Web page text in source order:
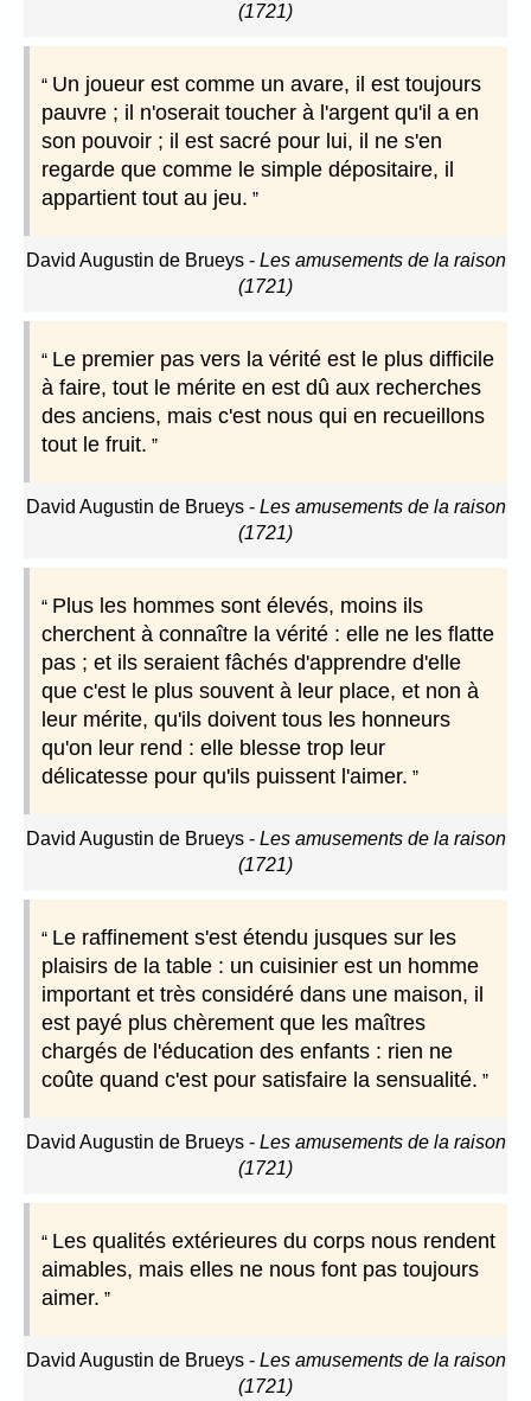
(1721)
Un joueur est comme un avare, il est toujours
pauvre ; il n'oserait toucher à l'argent qu'il a en
son pouvoir ; il est sacré pour lui, il ne s'en
regarde que comme le simple dépositaire, il
appartient tout au jeu.
David Augustin de Brueys- Les amusements de la raison
(1721)
Le premier pas vers la vérité est le plus difficile
à faire, tout le mérite en est dû aux recherches
des anciens, mais c'est nous qui en recueillons
tout le fruit.
David Augustin de Brueys- Les amusements de la raison
(1721)
Plus les hommes sont élevés, moins ils
cherchent à connaître la vérité : elle ne les flatte
pas ; et ils seraient fâchés d'apprendre d'elle
que c'est le plus souvent à leur place, et non à
leur mérite, qu'ils doivent tous les honneurs
qu'on leur rend : elle blesse trop leur
délicatesse pour qu'ils puissent l'aimer.
David Augustin de Brueys- Les amusements de la raison
(1721)
Le raffinement s'est étendu jusques sur les
plaisirs de la table : un cuisinier est un homme
important et très considéré dans une maison, il
est payé plus chèrement que les maîtres
chargés de l'éducation des enfants : rien ne
coûte quand c'est pour satisfaire la sensualité.
David Augustin de Brueys- Les amusements de la raison
(1721)
Les qualités extérieures du corps nous rendent
aimables, mais elles ne nous font pas toujours
aimer.
David Augustin de Brueys- Les amusements de la raison
(1721)